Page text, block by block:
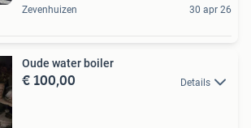
Zevenhuizen 30 apr 26
Oude water boiler
€ 100,00 Details